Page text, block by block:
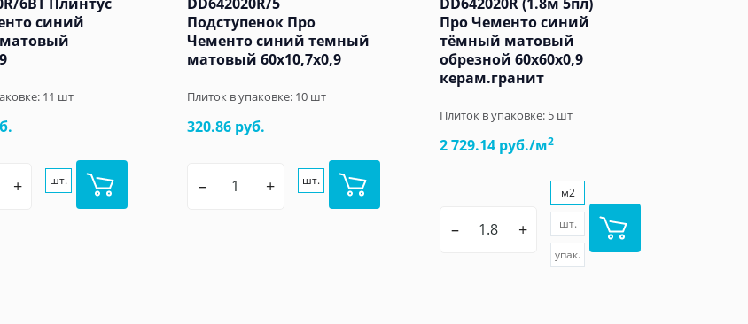
синий
11 шт
+ шт.
Подступенок Про
Чементо синий темный
матовый 60x10,7x0,9
Плиток в упаковке: 10 шт
320.86 руб.
– + шт.
Про Чементо синий
тёмный матовый
обрезной 60x60x0,9
керам.гранит
Плиток в упаковке: 5 шт
2 729.14 руб./м2
– +
м2
шт.
упак.